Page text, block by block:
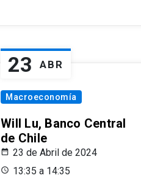
23 ABR
Macroeconomía
Will Lu, Banco Central
de Chile
23 de Abril de 2024
13:35 a 14:35